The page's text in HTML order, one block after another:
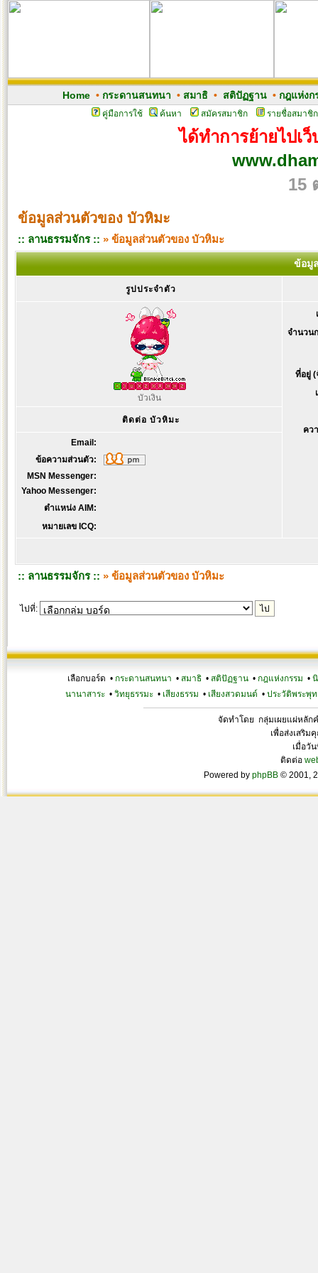
Home• กระดานสนทนา • สมาธิ• สติปัฏฐาน• กฎแห่งก
คู่มือการใช้ ค้นหา สมัครสมาชิก รายชื่อสมาชิก
ได้ทำการย้ายไปเ
15
ข้อมูลส่วนตัวของ บัวหิมะ
:: ลานธรรมจักร :: » ข้อมูลส่วนตัวของ บัวหิมะ
ข้อมู
รูปประจำตัว
บัวเงิน
จำนวน
ที่อยู่ (
คว
ติดต่อ บัวหิมะ
Email:
ข้อความส่วนตัว:
MSN Messenger:
Yahoo Messenger:
ตำแหน่ง AIM:
หมายเลข ICQ:
:: ลานธรรมจักร :: » ข้อมูลส่วนตัวของ บัวหิมะ
ไปที่:
เลือกบอร์ด • กระดานสนทนา • สมาธิ • สติปัฏฐาน • กฎแห่งกรรม •
นานาสาระ• วิทยุธรรมะ• เสียงธรรม • เสียงสวดมนต์ • ประวัติพระพุท
จัดทำโดย กลุ่มเผยแผ่หลัก
เพื่อส่งเสริม
เมื่อวั
ติดต่อ
Powered by phpBB © 2001,